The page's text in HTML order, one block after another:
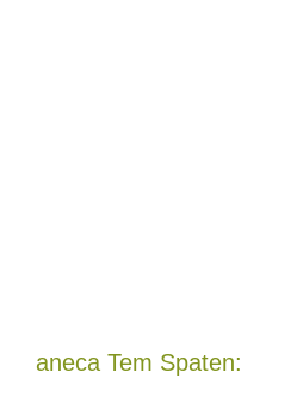
aneca Tem Spaten: